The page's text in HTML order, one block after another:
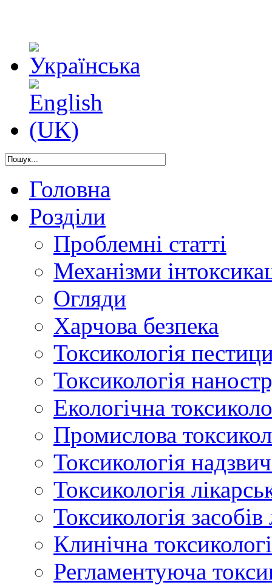
Головна
Розділи
Проблемні статті
Механізми
Огляди
Харчова безпека
Токсикологія
Токсикологія
Екологічна
Промислова
Токсикологія
Токсикологія
Токсикологія
Клинічна
Регламентуюча